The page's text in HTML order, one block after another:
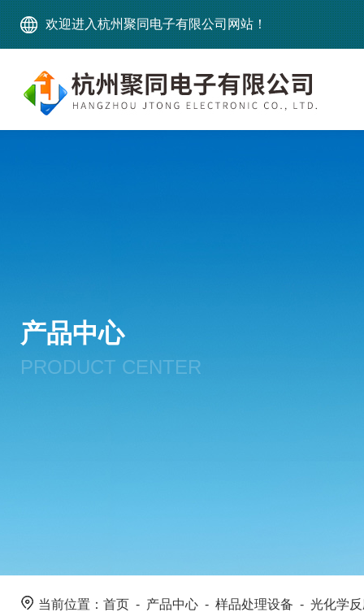
欢迎进入杭州聚同电子有限公司网站！
产品中心
PRODUCT CENTER
当前位置： 首页 - 产品中心 - 样品处理设备 - 光化学